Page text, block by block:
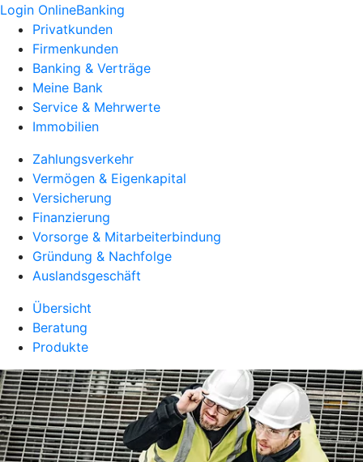
Login OnlineBanking
Privatkunden
Firmenkunden
Banking & Verträge
Meine Bank
Service & Mehrwerte
Immobilien
Zahlungsverkehr
Vermögen & Eigenkapital
Versicherung
Finanzierung
Vorsorge & Mitarbeiterbindung
Gründung & Nachfolge
Auslandsgeschäft
Übersicht
Beratung
Produkte